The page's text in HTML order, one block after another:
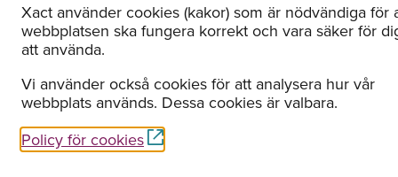
Nyheter och
pressmeddelanden
Nyheter
Xact använder cookies (kakor) som är nödvändiga för
webbplatsen ska fungera korrekt och vara säker för
att använda.
Vi använder också cookies för att analysera hur vår
webbplats används. Dessa cookies är valbara.
Policy för cookies